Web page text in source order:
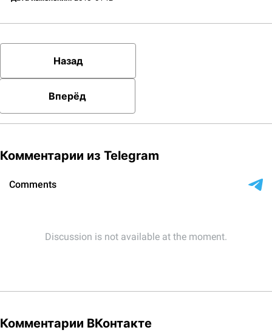
Назад
Вперёд
Комментарии из Telegram
Комментарии ВКонтакте